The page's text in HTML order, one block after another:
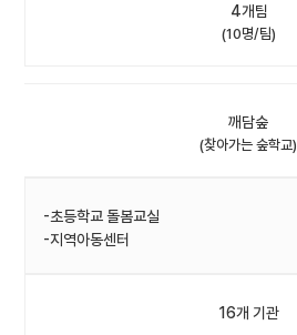
4개팀
(10명/팀)
깨담숲
(찾아가는 숲학교)
-초등학교 돌봄교실
-지역아동센터
16개 기관